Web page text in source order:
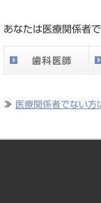
あなたは医療関係者
≫ 医療関係者でない方